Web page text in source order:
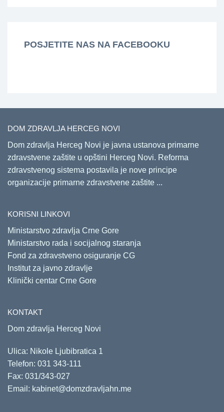
POSJETITE NAS NA FACEBOOKU
DOM ZDRAVLJA HERCEG NOVI
Dom zdravlja Herceg Novi je javna ustanova primarne
zdravstvene zaštite u opštini Herceg Novi. Reforma
zdravstvenog sistema postavila je nove principe
organizacije primarne zdravstvene zaštite ...
KORISNI LINKOVI
Ministarstvo zdravlja Crne Gore
Ministarstvo rada i socijalnog staranja
Fond za zdravstveno osiguranje CG
Institut za javno zdravlje
Klinički centar Crne Gore
KONTAKT
Dom zdravlja Herceg Novi
Ulica: Nikole Ljubibratica 1
Telefon: 031 343-111
Fax: 031/343-027
Email: kabinet@domzdravljahn.me